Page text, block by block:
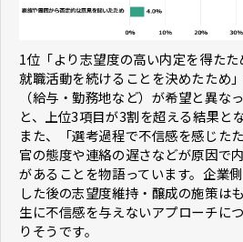
1位「より志望度の高い内定を得た
就職活動を続けることを決めたため
（給与・勤務地など）が希望と異な
と、上位3項目が3割を超える結果と
また、「選考過程で不信感を感じた
官の態度や連絡の遅さなどが原因で
があることを物語っています。企業
した後の志望度維持・醸成の施策は
生に不信感を与えないアプローチに
りそうです。